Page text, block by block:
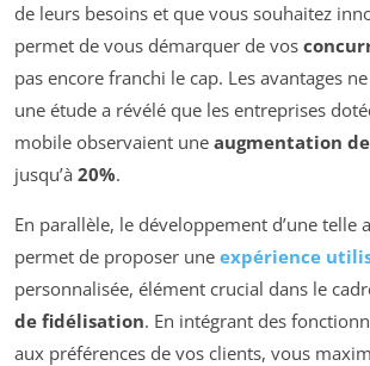
de leurs besoins et que vous souhaitez
permet de vous démarquer de vos
pas encore franchi le cap. Les avantages
une étude a révélé que les entreprises
mobile observaient une augmentation
jusqu’à 20%.
En parallèle, le développement d’une telle
permet de proposer une expérience
personnalisée, élément crucial dans le
de fidélisation. En intégrant des
aux préférences de vos clients, vous